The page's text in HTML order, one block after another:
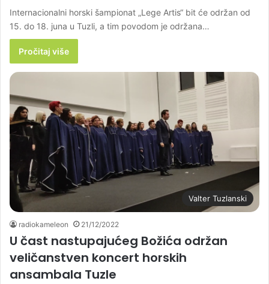
Internacionalni horski šampionat „Lege Artis“ bit će održan od
15. do 18. juna u Tuzli, a tim povodom je održana…
Pročitaj više
Valter Tuzlanski
radiokameleon 21/12/2022
U čast nastupajućeg Božića održan
veličanstven koncert horskih
ansambala Tuzle